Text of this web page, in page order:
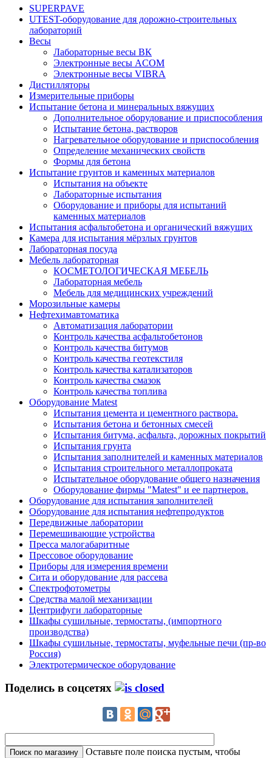
SUPERPAVE
UTEST-оборудование для дорожно-строительных
лабораторий
Весы
Лабораторные весы ВК
Электронные весы ACOM
Электронные весы VIBRA
Дистилляторы
Измерительные приборы
Испытание бетона и минеральных вяжущих
Дополнительное оборудование и приспособления
Испытание бетона, растворов
Нагревательное оборудование и приспособления
Определение механических свойств
Формы для бетона
Испытание грунтов и каменных материалов
Испытания на объекте
Лабораторные испытания
Оборудование и приборы для испытаний
каменных материалов
Испытания асфальтобетона и органический вяжущих
Камера для испытания мёрзлых грунтов
Лабораторная посуда
Мебель лабораторная
КОСМЕТОЛОГИЧЕСКАЯ МЕБЕЛЬ
Лабораторная мебель
Мебель для медицинских учреждений
Морозильные камеры
Нефтехимавтоматика
Автоматизация лаборатории
Контроль качества асфальтобетонов
Контроль качества битумов
Контроль качества геотекстиля
Контроль качества катализаторов
Контроль качества смазок
Контроль качества топлива
Оборудование Matest
Испытания цемента и цементного раствора.
Испытания бетона и бетонных смесей
Испытания битума, асфальта, дорожных покрытий
Испытания грунта
Испытания заполнителей и каменных материалов
Испытания строительного металлопроката
Испытательное оборудование общего назначения
Оборудование фирмы "Matest" и ее партнеров.
Оборудование для испытания заполнителей
Оборудование для испытания нефтепродуктов
Передвижные лаборатории
Перемешивающие устройства
Пресса малогабаритные
Прессовое оборудование
Приборы для измерения времени
Сита и оборудование для рассева
Спектрофотометры
Средства малой механизации
Центрифуги лабораторные
Шкафы сушильные, термостаты, (импортного
производства)
Шкафы сушильные, термостаты, муфельные печи (пр-во
Россия)
Электротермическое оборудование
Поделись в соцсетях
Оставьте поле поиска пустым, чтобы